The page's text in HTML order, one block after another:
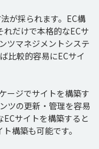
が採られます。EC構
だけで本格的なECサ
ツマネジメントシステ
比較的容易にECサイ
ージでサイトを構築す
ツの更新・管理を容易
サイトを構築すると
構築も可能です。